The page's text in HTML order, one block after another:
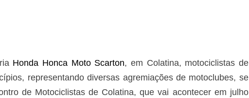
Honda Honca Moto Scarton, em Colatina, motociclistas de
representando diversas agremiações de motoclubes, se
de Motociclistas de Colatina, que vai acontecer em julho